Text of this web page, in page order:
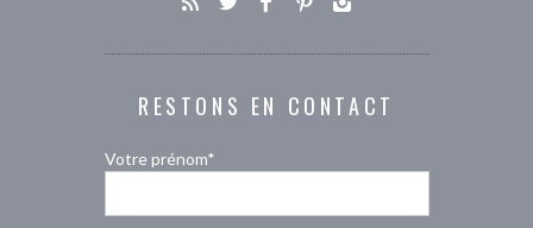
RESTONS EN CONTACT
Votre prénom*